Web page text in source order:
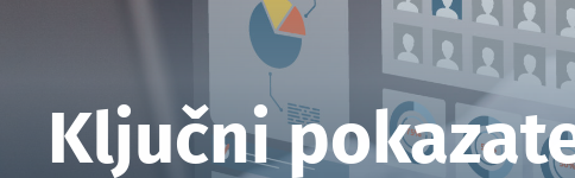
Uvođenje i razvoj kontrolingaInterim
Akademije
Ključni